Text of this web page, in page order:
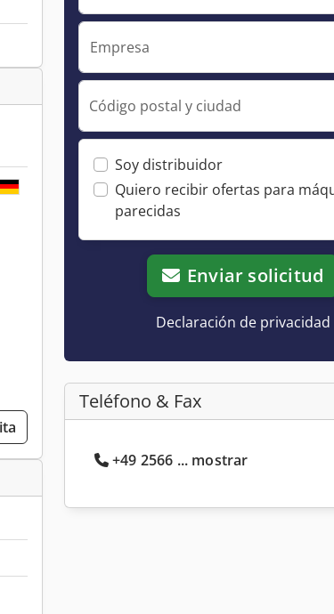
Empresa
Código postal y ciudad
Soy distribuidor
Quiero recibir ofertas para
parecidas
Enviar solicitud
Declaración de privacidad
Teléfono & Fax
+49 2566 ... mostrar